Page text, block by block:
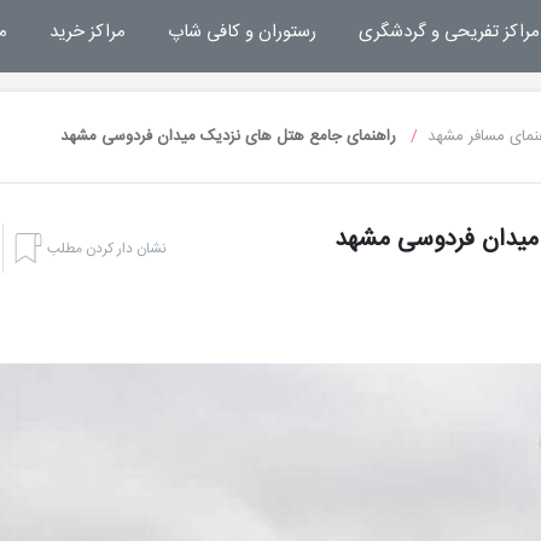
مراکز تفریحی و گردشگری رستوران و کافی شاپ مراکز خرید
مسافر مشهد راهنمای جامع هتل های نزدیک میدان فردوسی مشهد
فردوسی مشهد نشان دار کردن مطلب